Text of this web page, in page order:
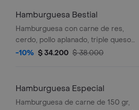
y papa chips.
Hamburguesa Bestial
Hamburguesa con carne de res,
cerdo, pollo aplanado, triple queso
doble crema, cebolla grille, tomate,
mayonesa, salsa de tomate y papas a
la francesa.
-10% $ 34.200 $ 38.000
Hamburguesa Especial
Hamburguesa de carne de 150 gr,